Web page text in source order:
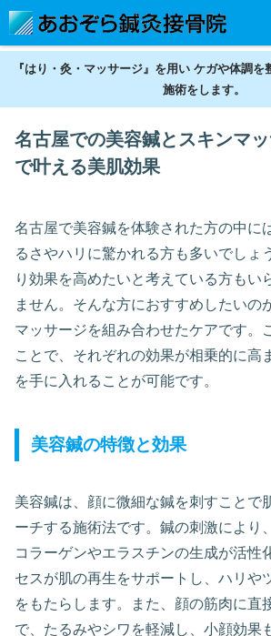
名古屋の鍼灸接骨院。神経痛、スポーツ傷害、美容
を整えます。
『はり・灸・マッサージ』を用い ケガや体調
施術をします。
名古屋での美容鍼とスキンマ
で叶える美肌効果
名古屋で美容鍼を体験された方の中に
るさやハリに驚かれる方も多いでしょ
り効果を高めたいと考えている方もい
ません。そんな方におすすめしたいの
マッサージを組み合わせたケアです。
ことで、それぞれの効果が相乗的に高
を手に入れることが可能です。
美容鍼の特徴と効果
美容鍼は、顔に微細な鍼を刺すことで
ーチする施術法です。鍼の刺激により
コラーゲンやエラスチンの生成が活性
セスが肌の再生をサポートし、ハリや
をもたらします。また、顔の筋肉に直
で、たるみやシワを軽減し、小顔効果